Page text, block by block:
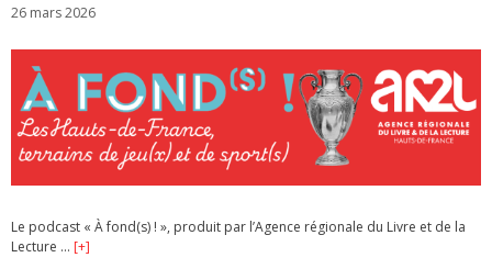
26 mars 2026
Le podcast « À fond(s) ! », produit par l’Agence régionale du Livre et de la
Lecture … [+]